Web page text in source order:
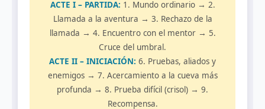
ACTE I – PARTIDA: 1. Mundo ordinario → 2.
Llamada a la aventura → 3. Rechazo de la
llamada → 4. Encuentro con el mentor → 5.
Cruce del umbral.
ACTE II – INICIACIÓN: 6. Pruebas, aliados y
enemigos → 7. Acercamiento a la cueva más
profunda → 8. Prueba difícil (crisol) → 9.
Recompensa.